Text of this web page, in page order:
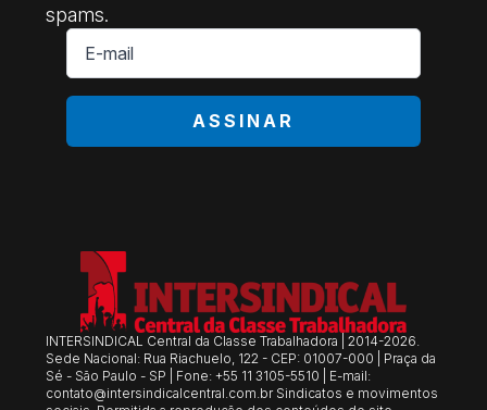
spams.
E-
mail
ASSINAR
INTERSINDICAL Central da Classe Trabalhadora | 2014-2026.
Sede Nacional: Rua Riachuelo, 122 - CEP: 01007-000 | Praça da
Sé - São Paulo - SP | Fone: +55 11 3105-5510 | E-mail:
contato@intersindicalcentral.com.br Sindicatos e movimentos